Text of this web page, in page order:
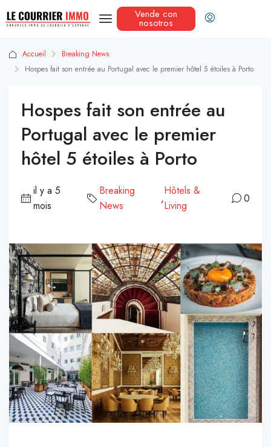
Vende con
nosotros
Accueil
Breaking News
Hospes fait son entrée au Portugal avec le premier hôtel 5 étoiles à Porto
Hospes fait son entrée au
Portugal avec le premier
hôtel 5 étoiles à Porto
il y a 5
mois
Breaking
News
,
Hôtels &
Living
0